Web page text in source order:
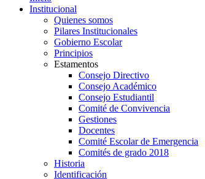
Institucional
Quienes somos
Pilares Institucionales
Gobierno Escolar
Principios
Estamentos
Consejo Directivo
Consejo Académico
Consejo Estudiantil
Comité de Convivencia
Gestiones
Docentes
Comité Escolar de Emergencia
Comités de grado 2018
Historia
Identificación